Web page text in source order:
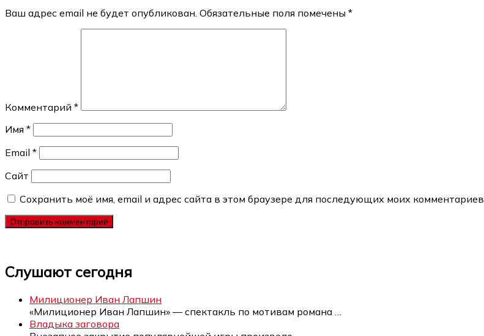
Ваш адрес email не будет опубликован. Обязательные поля помечены *
Комментарий *
Имя *
Email *
Сайт
Сохранить моё имя, email и адрес сайта в этом браузере для последующих моих комментариев.
Слушают сегодня
Милиционер Иван Лапшин
«Милиционер Иван Лапшин» — спектакль по мотивам романа
Владыка заговора